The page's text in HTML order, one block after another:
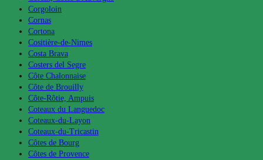
Corgoloin
Cornas
Cortona
Cositière-de-Nimes
Costa Brava
Costers del Segre
Côte Chalonnaise
Côte de Brouilly
Côte-Rôtie, Ampuis
Coteaux du Languedoc
Coteaux-du-Layon
Coteaux-du-Tricastin
Côtes de Bourg
Côtes de Provence